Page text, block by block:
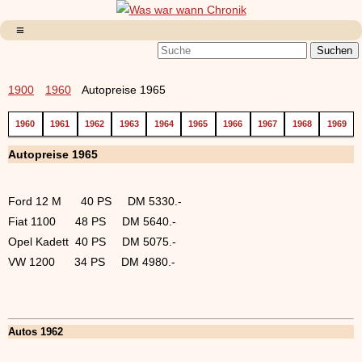
1900 1960 Autopreise 1965
1960 1961 1962 1963 1964 1965 1966 1967 1968 1969
Autopreise 1965
Ford 12 M 40 PS DM 5330.-
Fiat 1100 48 PS DM 5640.-
Opel Kadett 40 PS DM 5075.-
VW 1200 34 PS DM 4980.-
Autos 1962